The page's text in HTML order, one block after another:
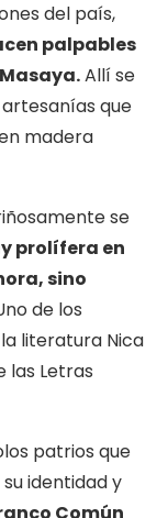
del país,
palpables
Allí se
que
madera
se
prolífera en
sino
de los
literatura Nica
las Letras
patrios que
identidad y